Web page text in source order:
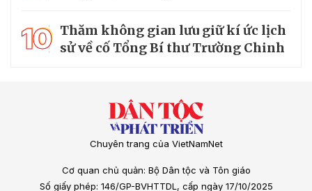
10 Thăm không gian lưu giữ kí ức lịch
sử về cố Tổng Bí thư Trường Chinh
Chuyên trang của VietNamNet
Cơ quan chủ quản: Bộ Dân tộc và Tôn giáo
Số giấy phép: 146/GP-BVHTTDL, cấp ngày 17/10/2025